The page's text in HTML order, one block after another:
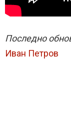
Последно
Иван Петров